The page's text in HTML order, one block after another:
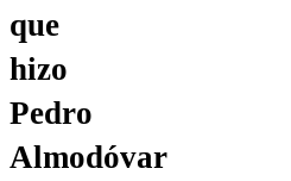
que
hizo
Pedro
Almodóvar